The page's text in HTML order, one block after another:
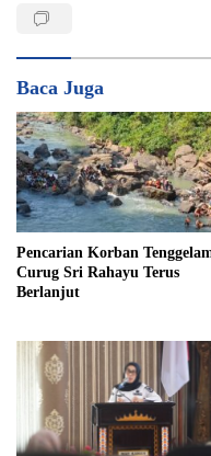
Baca Juga
Pencarian Korban
Curug Sri Rahayu Terus
Berlanjut